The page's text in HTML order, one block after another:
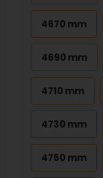
4670 mm
4690 mm
4710 mm
4730 mm
4750 mm